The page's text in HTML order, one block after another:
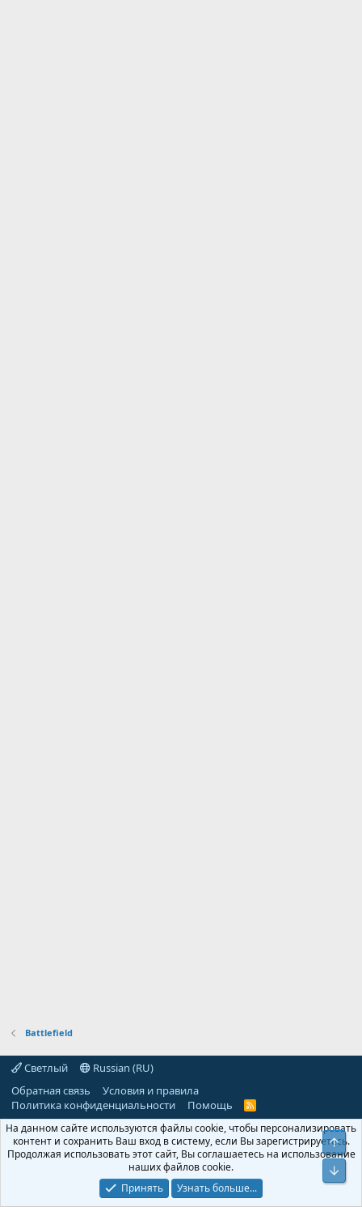
Battlefield
Светлый
Russian (RU)
Обратная связь
Условия и правила
Политика конфиденциальности
Помощь
R
S
На данном сайте используются файлы cookie, чтобы персонализировать
контент и сохранить Ваш вход в систему, если Вы зарегистрируетесь.
Продолжая использовать этот сайт, Вы соглашаетесь на использование
наших файлов cookie.
Принять
Узнать больше...